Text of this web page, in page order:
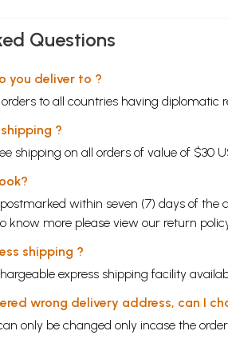
Questions
you deliver to ?
to all countries having diplomatic
?
shipping on all orders of value of $30
within seven (7) days of
know more please view our return
shipping ?
express shipping facility
wrong delivery address, can I
only be changed only incase the